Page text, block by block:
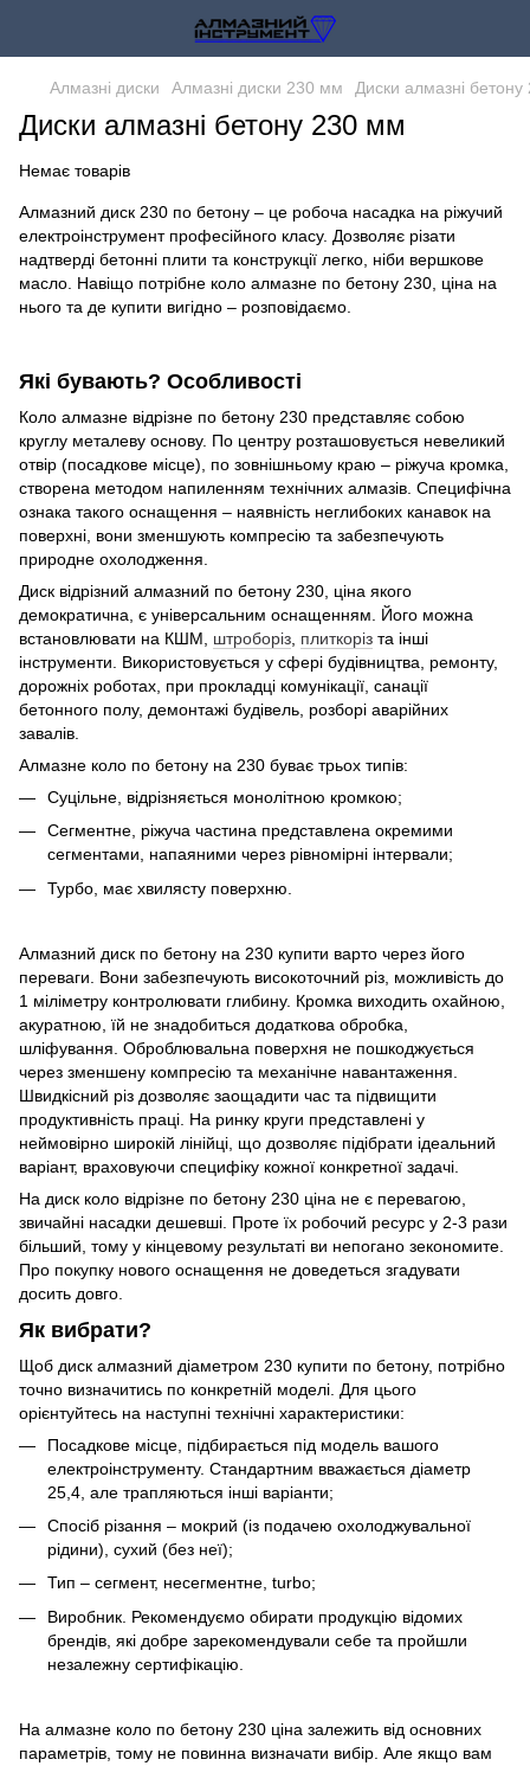
Алмазні диски Алмазні диски 230 мм Диски алмазні
Диски алмазні бетону 230 мм
Немає товарів
Алмазний диск 230 по бетону – це робоча насадка на ріжучий
електроінструмент професійного класу. Дозволяє різати
надтверді бетонні плити та конструкції легко, ніби вершкове
масло. Навіщо потрібне коло алмазне по бетону 230, ціна на
нього та де купити вигідно – розповідаємо.
Які бувають? Особливості
Коло алмазне відрізне по бетону 230 представляє собою
круглу металеву основу. По центру розташовується невеликий
отвір (посадкове місце), по зовнішньому краю – ріжуча кромка,
створена методом напиленням технічних алмазів. Специфічна
ознака такого оснащення – наявність неглибоких канавок на
поверхні, вони зменшують компресію та забезпечують
природне охолодження.
Диск відрізний алмазний по бетону 230, ціна якого
демократична, є універсальним оснащенням. Його можна
встановлювати на КШМ, штроборіз плиткоріз та інші
інструменти. Використовується у сфері будівництва, ремонту,
дорожніх роботах, при прокладці комунікації, санації
бетонного полу, демонтажі будівель, розборі аварійних
завалів.
Алмазне коло по бетону на 230 буває трьох типів:
Суцільне, відрізняється монолітною кромкою;
Сегментне, ріжуча частина представлена окремими
сегментами, напаяними через рівномірні інтервали;
Турбо, має хвилясту поверхню.
Алмазний диск по бетону на 230 купити варто через його
переваги. Вони забезпечують високоточний різ, можливість до
1 міліметру контролювати глибину. Кромка виходить охайною,
акуратною, їй не знадобиться додаткова обробка,
шліфування. Оброблювальна поверхня не пошкоджується
через зменшену компресію та механічне навантаження.
Швидкісний різ дозволяє заощадити час та підвищити
продуктивність праці. На ринку круги представлені у
неймовірно широкій лінійці, що дозволяє підібрати ідеальний
варіант, враховуючи специфіку кожної конкретної задачі.
На диск коло відрізне по бетону 230 ціна не є перевагою,
звичайні насадки дешевші. Проте їх робочий ресурс у 2-3 рази
більший, тому у кінцевому результаті ви непогано зекономите.
Про покупку нового оснащення не доведеться згадувати
досить довго.
Як вибрати?
Щоб диск алмазний діаметром 230 купити по бетону, потрібно
точно визначитись по конкретній моделі. Для цього
орієнтуйтесь на наступні технічні характеристики:
Посадкове місце, підбирається під модель вашого
електроінструменту. Стандартним вважається діаметр
25,4, але трапляються інші варіанти;
Спосіб різання – мокрий (із подачею охолоджувальної
рідини), сухий (без неї);
Тип – сегмент, несегментне, turbo;
Виробник. Рекомендуємо обирати продукцію відомих
брендів, які добре зарекомендували себе та пройшли
незалежну сертифікацію.
На алмазне коло по бетону 230 ціна залежить від основних
параметрів, тому не повинна визначати вибір. Але якщо вам